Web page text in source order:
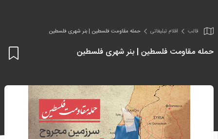
قالب اقلام تبلیغاتی حمله مقاومت فلسطین | بنر شهری فلسطین
حمله مقاومت فلسطین | بنر شهری فلسطین